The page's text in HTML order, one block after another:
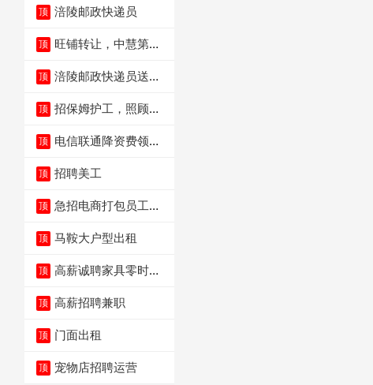
顶 涪陵邮政快递员
顶 旺铺转让，中慧第一
顶 涪陵邮政快递员送货
顶 招保姆护工，照顾病
顶 电信联通降资费领价
顶 招聘美工
顶 急招电商打包员工作
顶 马鞍大户型出租
顶 高薪诚聘家具零时促
顶 高薪招聘兼职
顶 门面出租
顶 宠物店招聘运营